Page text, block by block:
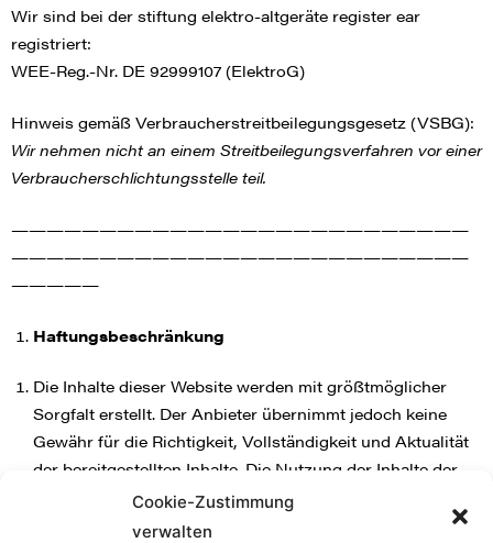
Cookie-Zustimmung
verwalten
Wir sind bei der stiftung elektro-altgeräte register ear
registriert:
WEE-Reg.-Nr. DE 92999107 (ElektroG)
Hinweis gemäß Verbraucherstreitbeilegungsgesetz (VSBG):
Wir nehmen nicht an einem Streitbeilegungsverfahren vor einer
Verbraucherschlichtungsstelle teil.
——————————————————————————
——————————————————————————
—————
Haftungsbeschränkung
Die Inhalte dieser Website werden mit größtmöglicher
Sorgfalt erstellt. Der Anbieter übernimmt jedoch keine
Gewähr für die Richtigkeit, Vollständigkeit und Aktualität
der bereitgestellten Inhalte. Die Nutzung der Inhalte der
Website erfolgt auf eigene Gefahr des Nutzers.
Namentlich gekennzeichnete Beiträge geben die Meinung